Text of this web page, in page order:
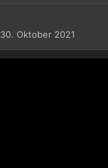
30. Oktober 2021